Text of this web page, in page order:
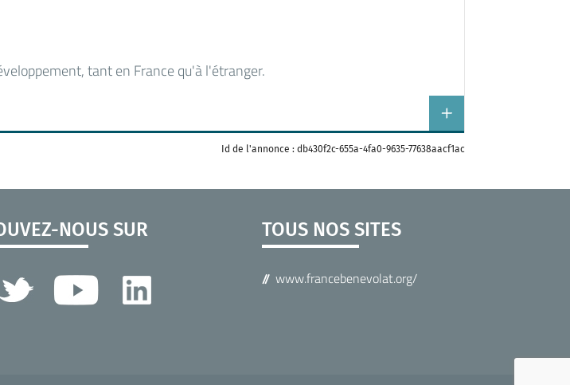
tant en France qu'à l'étranger.
Id de l'annonce : db430f2c-655a-4fa0-9635-77638aacf1ac
NOUS SUR TOUS NOS SITES
www.francebenevolat.org/